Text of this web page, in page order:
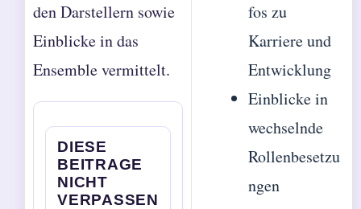
den Darstellern sowie
Einblicke in das
Ensemble vermittelt.
DIESE
BEITRAGE
NICHT
VERPASSEN
fos zu
Karriere und
Entwicklung
Einblicke in
wechselnde
Rollenbesetzu
ngen